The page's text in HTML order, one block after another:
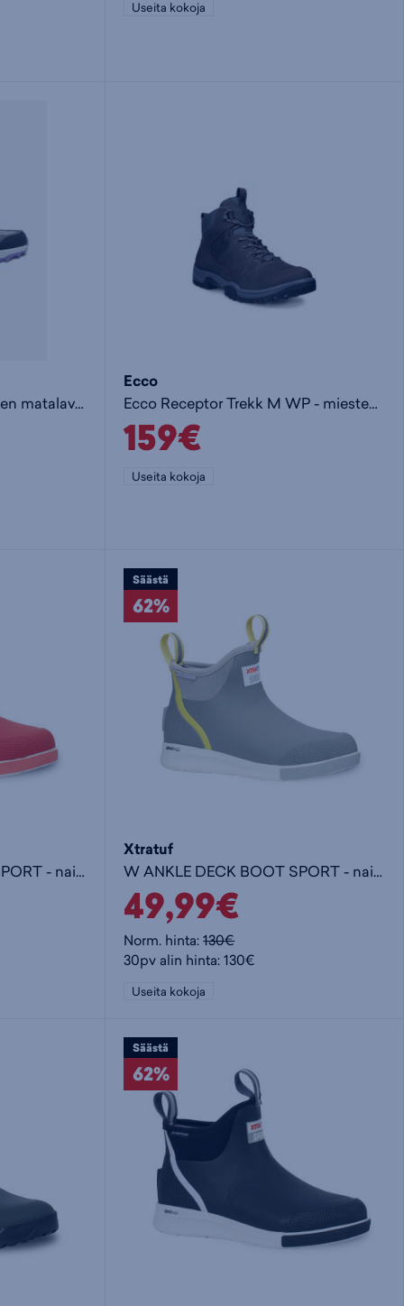
Useita kokoja
Cyrox Vent Low W - naisten matalavartinen vaelluskenkä
Ecco
Ecco Receptor Trekk M WP - miesten korkeavartinen vaelluskenkä
159€
Useita kokoja
W ANKLE DECK BOOT SPORT - naisten matalavartiset kumisaappaat
Säästä
62%
Xtratuf
W ANKLE DECK BOOT SPORT - naisten matalavartiset kumisaappaat
49,99€
Norm. hinta:130€
30pv alin hinta: 130€
Useita kokoja
Säästä
62%